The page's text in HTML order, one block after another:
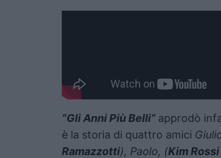
“Gli Anni Più Belli” approdò
è la storia di quattro amici
Ramazzotti), Paolo, (Kim